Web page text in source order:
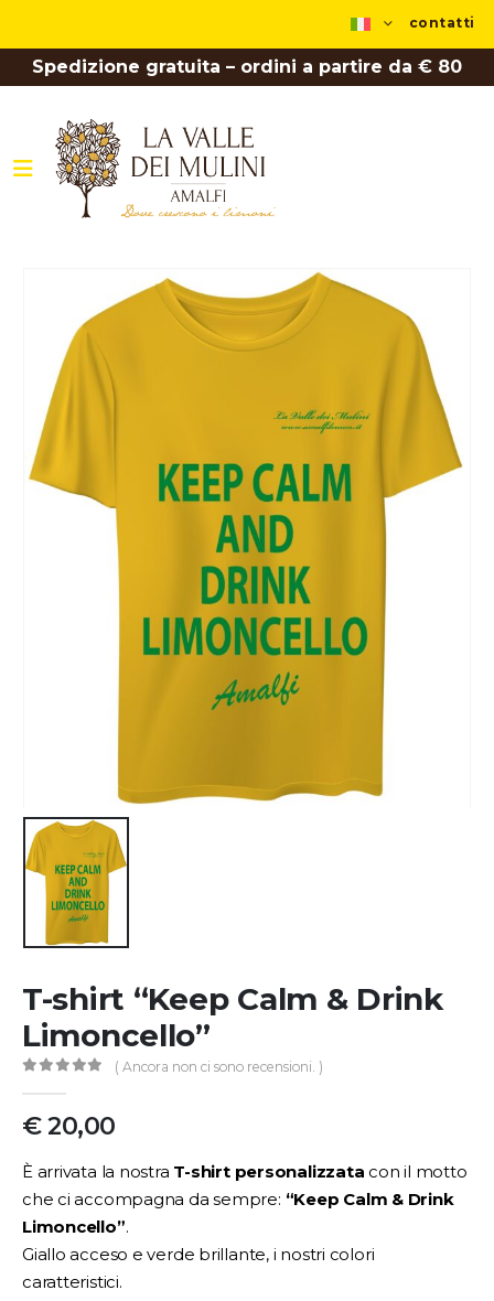
contatti
Spedizione gratuita – ordini a partire da € 80
T-shirt “Keep Calm & Drink
Limoncello”
( Ancora non ci sono recensioni. )
€20,00
È arrivata la nostra T-shirt personalizzata con il motto
che ci accompagna da sempre: “Keep Calm & Drink
Limoncello”.
Giallo acceso e verde brillante, i nostri colori
caratteristici.